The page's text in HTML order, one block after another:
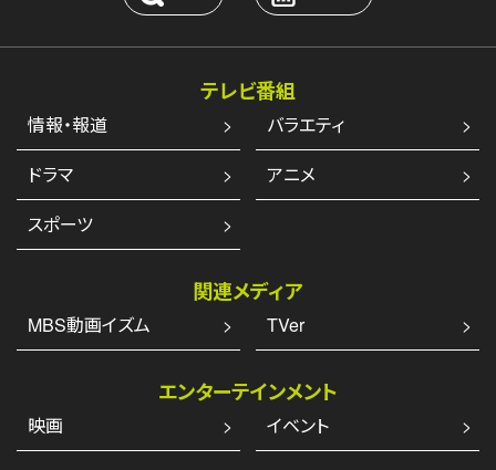
テレビ番組
情報・報道
バラエティ
ドラマ
アニメ
スポーツ
関連メディア
MBS動画イズム TVer
エンターテインメント
映画 イベント